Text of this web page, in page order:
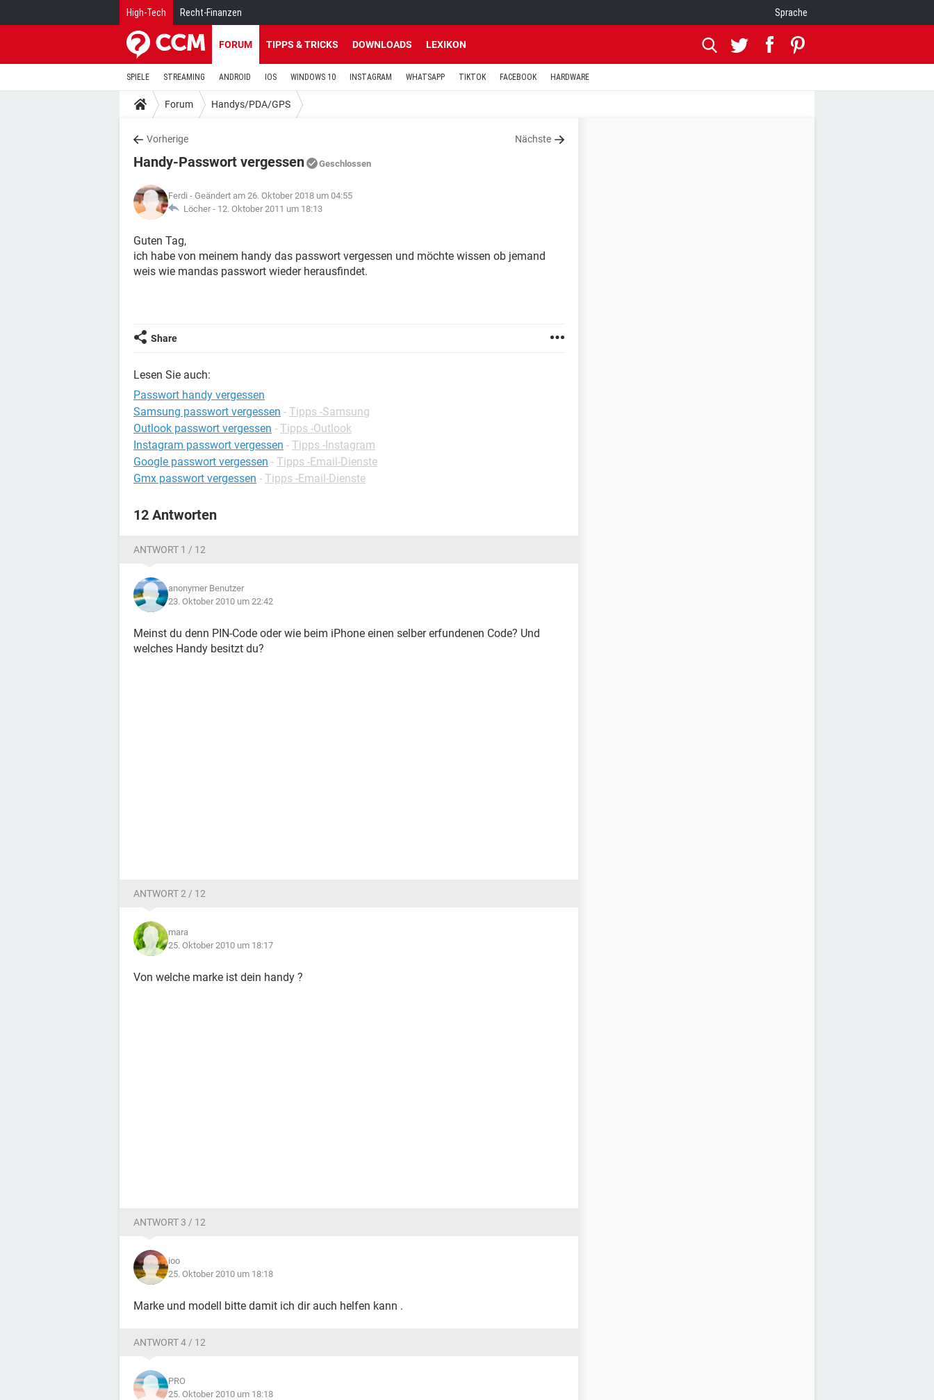
High-Tech Recht-Finanzen Sprache
FORUM TIPPS & TRICKS DOWNLOADS LEXIKON
SPIELE STREAMING ANDROID IOS WINDOWS 10 INSTAGRAM WHATSAPP TIKTOK FACEBOOK HARDWARE
Forum Handys/PDA/GPS
Vorherige Nächste
Handy-Passwort vergessen Geschlossen
Ferdi - Geändert am 26. Oktober 2018 um 04:55
Löcher - 12. Oktober 2011 um 18:13
Guten Tag,
ich habe von meinem handy das passwort vergessen und möchte wissen ob jemand
weis wie mandas passwort wieder herausfindet.
Share
Lesen Sie auch:
Passwort handy vergessen
Samsung passwort vergessen - Tipps -Samsung
Outlook passwort vergessen - Tipps -Outlook
Instagram passwort vergessen - Tipps -Instagram
Google passwort vergessen - Tipps -Email-Dienste
Gmx passwort vergessen - Tipps -Email-Dienste
12 Antworten
ANTWORT 1 / 12
anonymer Benutzer
23. Oktober 2010 um 22:42
Meinst du denn PIN-Code oder wie beim iPhone einen selber erfundenen Code? Und
welches Handy besitzt du?
ANTWORT 2 / 12
mara
25. Oktober 2010 um 18:17
Von welche marke ist dein handy ?
ANTWORT 3 / 12
ioo
25. Oktober 2010 um 18:18
Marke und modell bitte damit ich dir auch helfen kann .
ANTWORT 4 / 12
PRO
25. Oktober 2010 um 18:18